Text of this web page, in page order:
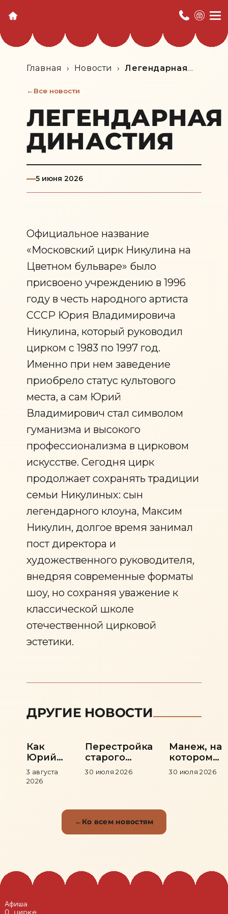
Главная › Новости ›Легендарная
Все новости
ЛЕГЕНДАРНАЯ
ДИНАСТИЯ
5 июня 2026
Официальное название
«Московский цирк Никулина на
Цветном бульваре» было
присвоено учреждению в 1996
году в честь народного артиста
СССР Юрия Владимировича
Никулина, который руководил
цирком с 1983 по 1997 год.
Именно при нем заведение
приобрело статус культового
места, а сам Юрий
Владимирович стал символом
гуманизма и высокого
профессионализма в цирковом
искусстве. Сегодня цирк
продолжает сохранять традиции
семьи Никулиных: сын
легендарного клоуна, Максим
Никулин, долгое время занимал
пост директора и
художественного руководителя,
внедряя современные форматы
шоу, но сохраняя уважение к
классической школе
отечественной цирковой
эстетики.
ДРУГИЕ НОВОСТИ
Как
Юрий
Никулин
пришёл
3 августа
2026
Перестройка
старого
здания и
30 июля 2026
Манеж, на
котором
рождались
30 июля 2026
Ко всем новостям
Афиша
О цирке